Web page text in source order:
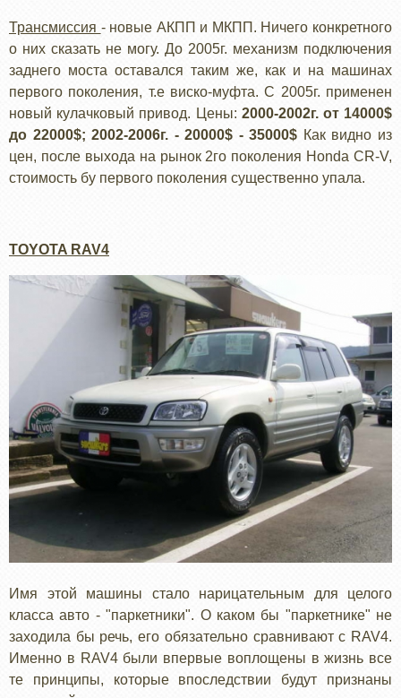
Трансмиссия - новые АКПП и МКПП. Ничего конкретного
о них сказать не могу. До 2005г. механизм подключения
заднего моста оставался таким же, как и на машинах
первого поколения, т.е виско-муфта. С 2005г. применен
новый кулачковый привод. Цены: 2000-2002г. от 14000$
до 22000$; 2002-2006г. - 20000$ - 35000$ Как видно из
цен, после выхода на рынок 2го поколения Honda CR-V,
стоимость бу первого поколения существенно упала.
TOYOTA RAV4
Имя этой машины стало нарицательным для целого
класса авто - "паркетники". О каком бы "паркетнике" не
заходила бы речь, его обязательно сравнивают с RAV4.
Именно в RAV4 были впервые воплощены в жизнь все
те принципы, которые впоследствии будут признаны